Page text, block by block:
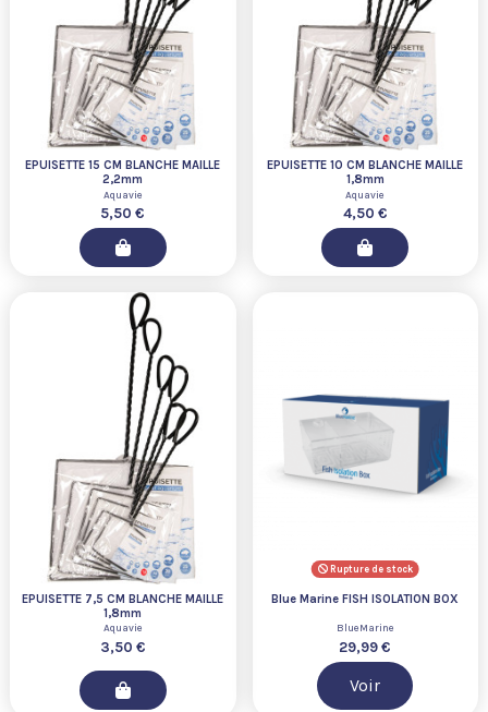
EPUISETTE 15 CM BLANCHE MAILLE
2,2mm
Aquavie
5,50 €
EPUISETTE 10 CM BLANCHE MAILLE
1,8mm
Aquavie
4,50 €
EPUISETTE 7,5 CM BLANCHE MAILLE
1,8mm
Aquavie
3,50 €
Rupture de stock
Blue Marine FISH ISOLATION BOX
BlueMarine
29,99 €
Voir